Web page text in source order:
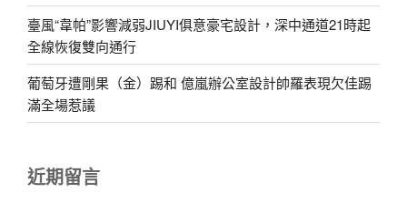
臺風“韋帕”影響減弱JIUYI俱意豪宅設計，深中通道21時起
全線恢復雙向通行
葡萄牙遭剛果（金）踢和 億嵐辦公室設計帥羅表現欠佳踢
滿全場惹議
近期留言